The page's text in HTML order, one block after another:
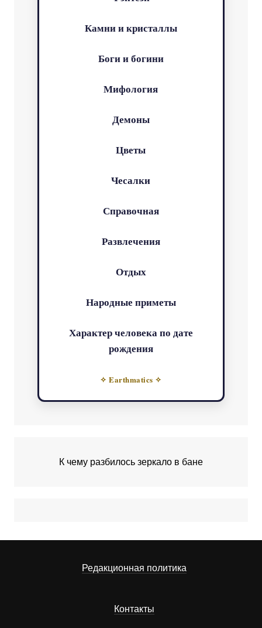
Камни и кристаллы
Боги и богини
Мифология
Демоны
Цветы
Чесалки
Справочная
Развлечения
Отдых
Народные приметы
Характер человека по дате
рождения
✧ Earthmatics ✧
К чему разбилось зеркало в бане
Редакционная политика
Контакты